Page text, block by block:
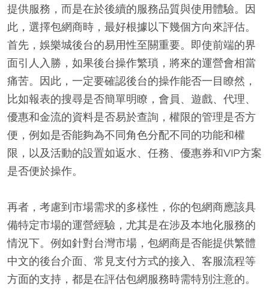
提供服務，而是在於後續的服務品質與使用體驗。因
此，選擇包網商時，最好根據以下幾個方向來評估。
首先，娛樂城後台的易用性至關重要。即使前端的界
面引人入勝，如果後台操作繁瑣，將來的運營會相當
痛苦。因此，一定要確認後台的操作能否一目瞭然，
比如報表的搜尋是否簡單明瞭，會員、遊戲、代理、
優惠和金流的資料是否易於查詢，權限的管理是否方
便，例如是否能夠為不同角色分配不同的功能和權
限，以及活動的設置如返水、任務、優惠券和VIP方案
是否便於操作。
再者，考慮到市場需求的多樣性，你的包網商應該具
備特定市場的運營經驗，尤其是在涉及本地化服務的
情況下。例如針對台灣市場，包網商是否能提供繁體
中文的後台介面、常見支付方式的接入、客服流程等
方面的支持，都是在評估包網服務時需特別注意的。